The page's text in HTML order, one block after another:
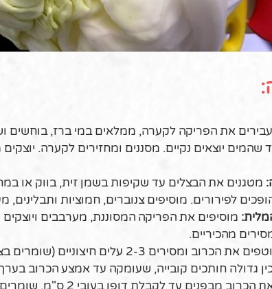
את הפריקה לקערה, ממלאים במי ברז, בוחשים
מטגנים את הבצלים עד שקיפות בשמן זית, בווק או
לפירורים. מוסיפים צנוברים, חמוציות ותבלינים,
מהכיריים.
שוטפים את הכרוב ומסירים 2-3
גדולה חותכים קובייה, שעומקה עד אמצע הכרוב